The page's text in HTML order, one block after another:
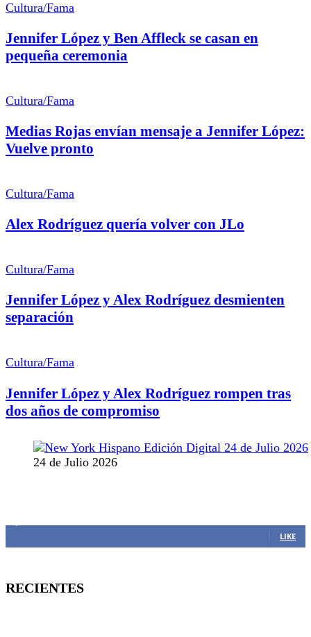
Cultura/Fama
Jennifer López y Ben Affleck se casan en
pequeña ceremonia
Cultura/Fama
Medias Rojas envían mensaje a Jennifer López:
Vuelve pronto
Cultura/Fama
Alex Rodríguez quería volver con JLo
Cultura/Fama
Jennifer López y Alex Rodríguez desmienten
separación
Cultura/Fama
Jennifer López y Alex Rodríguez rompen tras
dos años de compromiso
24 de Julio 2026
LIKE
RECIENTES